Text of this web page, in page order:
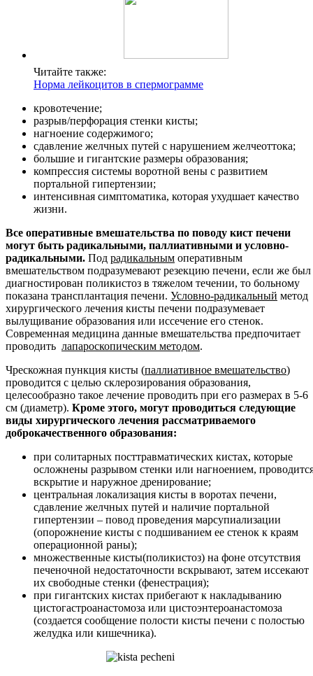
Читайте также:
Норма лейкоцитов в спермограмме
кровотечение;
разрыв/перфорация стенки кисты;
нагноение содержимого;
сдавление желчных путей с нарушением желчеоттока;
большие и гигантские размеры образования;
компрессия системы воротной вены с развитием
портальной гипертензии;
интенсивная симптоматика, которая ухудшает качество
жизни.
Все оперативные вмешательства по поводу кист печени
могут быть радикальными, паллиативными и условно-
радикальными. Под радикальным оперативным
вмешательством подразумевают резекцию печени, если же был
диагностирован поликистоз в тяжелом течении, то больному
показана трансплантация печени. Условно-радикальный метод
хирургического лечения кисты печени подразумевает
вылущивание образования или иссечение его стенок.
Современная медицина данные вмешательства предпочитает
проводить лапароскопическим методом.
Чрескожная пункция кисты (паллиативное вмешательство)
проводится с целью склерозирования образования,
целесообразно такое лечение проводить при его размерах в 5-6
см (диаметр). Кроме этого, могут проводиться следующие
виды хирургического лечения рассматриваемого
доброкачественного образования:
при солитарных посттравматических кистах, которые
осложнены разрывом стенки или нагноением,
вскрытие и наружное дренирование;
центральная локализация кисты в воротах печени,
сдавление желчных путей и наличие портальной
гипертензии – повод проведения марсупиализации
(опорожнение кисты с подшиванием ее стенок к краям
операционной раны);
множественные кисты(поликистоз) на фоне отсутствия
печеночной недостаточности вскрывают, затем иссекают
их свободные стенки (фенестрация);
при гигантских кистах прибегают к накладыванию
цистогастроанастомоза или цистоэнтероанастомоза
(создается сообщение полости кисты печени с полостью
желудка или кишечника).